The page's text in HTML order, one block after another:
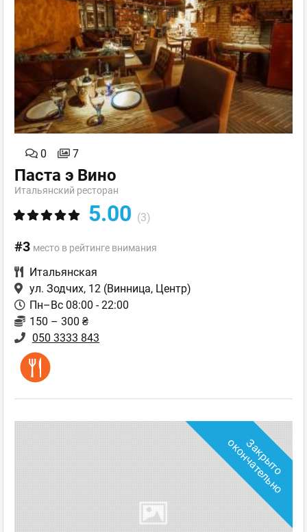
0 7
Паста э Вино
Итальянский ресторан
5.00 (3)
#3 место в рейтинге внимания
Итальянская
ул. Зодчих, 12 (Винница, Центр)
Пн–Вс 08:00 - 22:00
150 – 300 ₴
050 3333 843
З
а
к
р
ы
т
о
о
к
о
н
ч
а
т
е
л
ь
н
о